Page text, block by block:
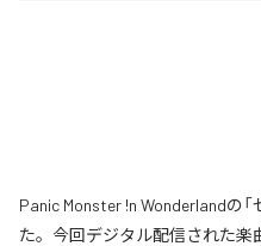
Panic Monster !n Wonderlandの
た。今回デジタル配信された楽